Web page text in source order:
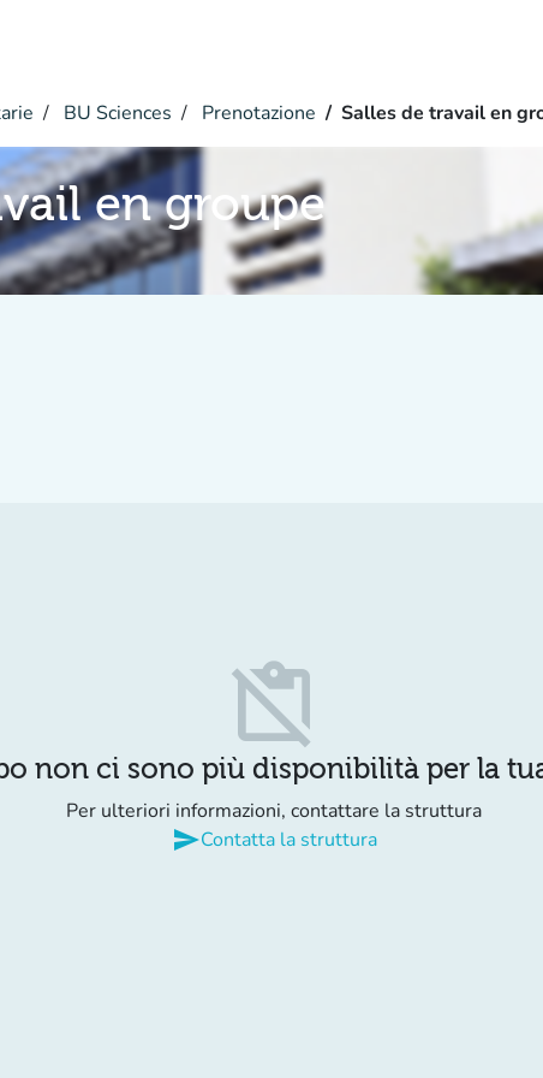
BU Sciences Prenotazione Salles de travail en
en groupe
content_paste_off
non ci sono più disponibilità per la
Per ulteriori informazioni, contattare la struttura
sendContatta la struttura